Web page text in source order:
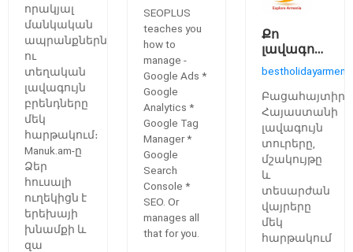
որակյալ
մանկական
ապրանքներն
ու
տեղական
լավագույն
բրենդները
մեկ
հարթակում։
Manuk.am-ը
Ձեր
հուսալի
ուղեկիցն է
երեխայի
խնամքի և
զա
SEOPLUS
teaches you
how to
manage -
Google Ads *
Google
Analytics *
Google Tag
Manager *
Google
Search
Console *
SEO. Or
manages all
that for you.
Քո
լավագույն
սկսվում է
այստեղ
Բացահայտիր
Հայաստանի
լավագույն
տուրերը,
մշակույթը
և
տեսարժան
վայրերը
մեկ
հարթակում